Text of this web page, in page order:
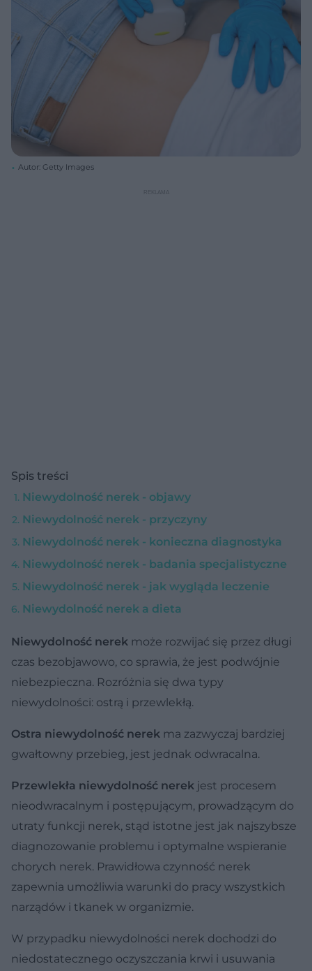
Autor: Getty Images
Spis treści
Niewydolność nerek - objawy
Niewydolność nerek - przyczyny
Niewydolność nerek - konieczna diagnostyka
Niewydolność nerek - badania specjalistyczne
Niewydolność nerek - jak wygląda leczenie
Niewydolność nerek a dieta
Niewydolność nerek może rozwijać się przez długi
czas bezobjawowo, co sprawia, że jest podwójnie
niebezpieczna. Rozróżnia się dwa typy
niewydolności: ostrą i przewlekłą.
Ostra niewydolność nerek ma zazwyczaj bardziej
gwałtowny przebieg, jest jednak odwracalna.
Przewlekła niewydolność nerek jest procesem
nieodwracalnym i postępującym, prowadzącym do
utraty funkcji nerek, stąd istotne jest jak najszybsze
diagnozowanie problemu i optymalne wspieranie
chorych nerek. Prawidłowa czynność nerek
zapewnia umożliwia warunki do pracy wszystkich
narządów i tkanek w organizmie.
W przypadku niewydolności nerek dochodzi do
niedostatecznego oczyszczania krwi i usuwania